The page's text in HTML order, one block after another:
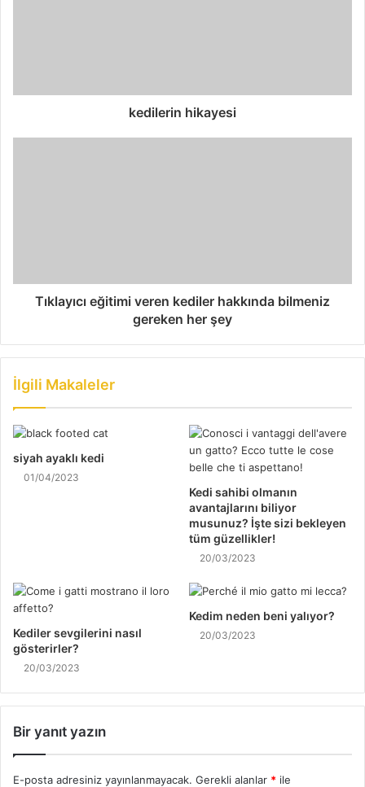
kedilerin hikayesi
Tıklayıcı eğitimi veren kediler hakkında bilmeniz
gereken her şey
İlgili Makaleler
siyah ayaklı kedi
01/04/2023
Kedi sahibi olmanın
avantajlarını biliyor
musunuz? İşte sizi bekleyen
tüm güzellikler!
20/03/2023
Kediler sevgilerini nasıl
gösterirler?
20/03/2023
Kedim neden beni yalıyor?
20/03/2023
Bir yanıt yazın
E-posta adresiniz yayınlanmayacak. Gerekli alanlar * ile